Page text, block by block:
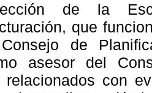
de la
que
de
asesor del
relacionados con